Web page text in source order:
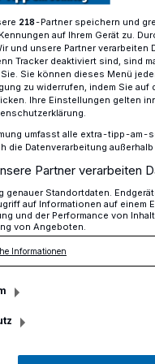
in der Viersener Festhalle
die
für die kommende
218-Partner speichern und
auf Ihrem Gerät zu.
und unsere Partner
Tracker deaktiviert sind, sind
Sie können dieses Menü
zu widerrufen, indem Sie
Ihre Einstellungen gelten
umfasst alle extra-tipp-am-
die Datenverarbeitung
Partner verarbeiten
genauer Standortdaten.
auf Informationen auf einem
und der Performance von
von Angeboten.
Informationen